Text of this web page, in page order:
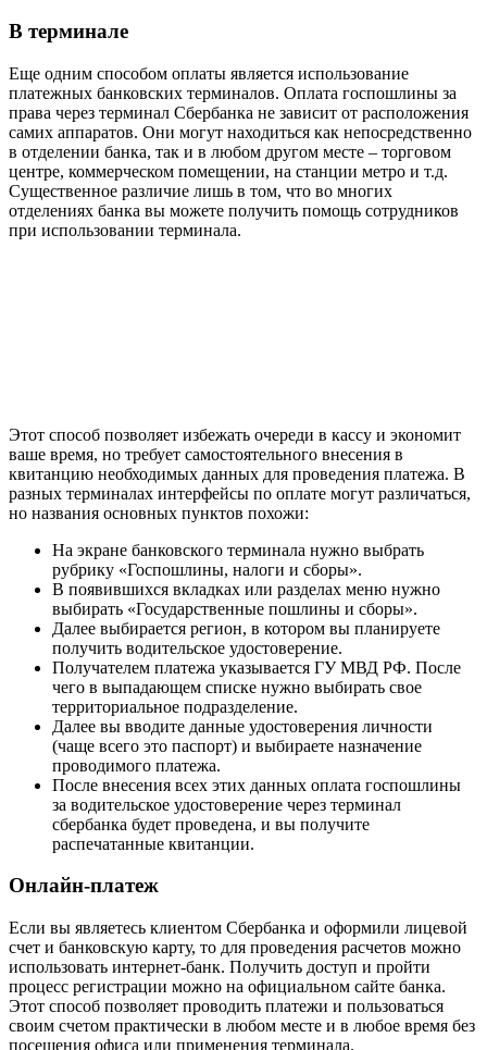
В терминале
Еще одним способом оплаты является использование
платежных банковских терминалов. Оплата госпошлины за
права через терминал Сбербанка не зависит от расположения
самих аппаратов. Они могут находиться как непосредственно
в отделении банка, так и в любом другом месте – торговом
центре, коммерческом помещении, на станции метро и т.д.
Существенное различие лишь в том, что во многих
отделениях банка вы можете получить помощь сотрудников
при использовании терминала.
Этот способ позволяет избежать очереди в кассу и экономит
ваше время, но требует самостоятельного внесения в
квитанцию необходимых данных для проведения платежа. В
разных терминалах интерфейсы по оплате могут различаться,
но названия основных пунктов похожи:
На экране банковского терминала нужно выбрать
рубрику «Госпошлины, налоги и сборы».
В появившихся вкладках или разделах меню нужно
выбирать «Государственные пошлины и сборы».
Далее выбирается регион, в котором вы планируете
получить водительское удостоверение.
Получателем платежа указывается ГУ МВД РФ. После
чего в выпадающем списке нужно выбирать свое
территориальное подразделение.
Далее вы вводите данные удостоверения личности
(чаще всего это паспорт) и выбираете назначение
проводимого платежа.
После внесения всех этих данных оплата госпошлины
за водительское удостоверение через терминал
сбербанка будет проведена, и вы получите
распечатанные квитанции.
Онлайн-платеж
Если вы являетесь клиентом Сбербанка и оформили лицевой
счет и банковскую карту, то для проведения расчетов можно
использовать интернет-банк. Получить доступ и пройти
процесс регистрации можно на официальном сайте банка.
Этот способ позволяет проводить платежи и пользоваться
своим счетом практически в любом месте и в любое время без
посещения офиса или применения терминала.